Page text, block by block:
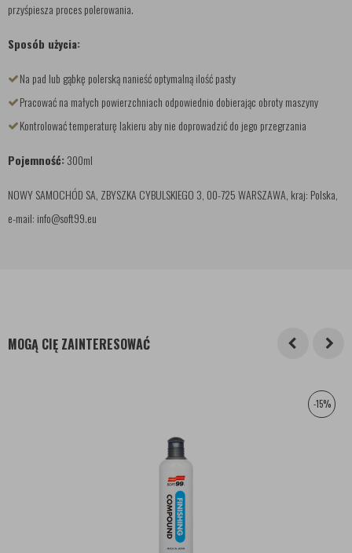
przyśpiesza proces polerowania.
Sposób użycia:
Na pad lub gąbkę polerską nanieść optymalną ilość pasty
Pracować na małych powierzchniach odpowiednio dobierając obroty maszyny
Kontrolować temperaturę lakieru aby nie doprowadzić do jego przegrzania
Pojemność:300ml
NOWY SAMOCHÓD SA, ZBYSZKA CYBULSKIEGO 3, 00-725 WARSZAWA, kraj: Polska,
e-mail: info@soft99.eu
MOGĄ CIĘ ZAINTERESOWAĆ
-15%